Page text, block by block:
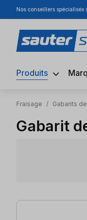
au contenu
Passer à la
Passer à la
Nos conseillers spécialisés
Produits
Fraisage / Gabarits
Gabarit
8 articles trouvés